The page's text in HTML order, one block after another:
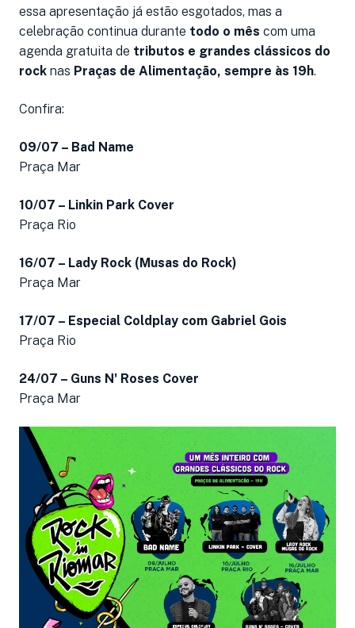
essa apresentação já estão esgotados, mas a
celebração continua durante todo o mês com uma
agenda gratuita de tributos e grandes clássicos do
rock nas Praças de Alimentação, sempre às 19h.
Confira:
09/07 – Bad Name
Praça Mar
10/07 – Linkin Park Cover
Praça Rio
16/07 – Lady Rock (Musas do Rock)
Praça Mar
17/07 – Especial Coldplay com Gabriel Gois
Praça Rio
24/07 – Guns N' Roses Cover
Praça Mar